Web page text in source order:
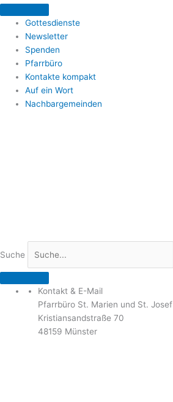
Zum
springen
Gottesdienste
Newsletter
Spenden
Pfarrbüro
Kontakte kompakt
Auf ein Wort
Nachbargemeinden
Suche
Kontakt & E-Mail
Pfarrbüro St. Marien und St. Josef
Kristiansandstraße 70
48159 Münster